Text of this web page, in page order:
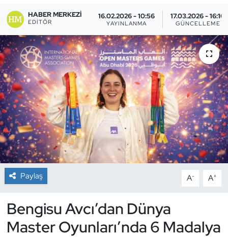
HABER MERKEZI
EDITÖR
16.02.2026 - 10:56
YAYINLANMA
17.03.2026 - 16:10
GÜNCELLEME
Paylaş A- A+
Bengisu Avcı’dan Dünya
Master Oyunları’nda 6 Madalya
Buz Hokeyi
Buz Pateni
Çim Hokeyi
Cimnastik
Curling
Dağcılık
Dans Sporları
Dövüş Sanatı
E-Spor